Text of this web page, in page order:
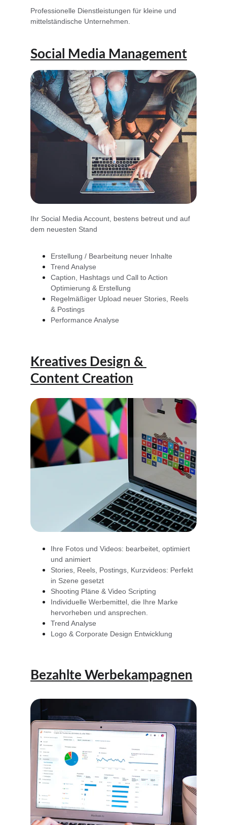
Professionelle Dienstleistungen für kleine und
mittelständische Unternehmen.
Social Media Management
Ihr Social Media Account, bestens betreut und auf
dem neuesten Stand
Erstellung / Bearbeitung neuer Inhalte
Trend Analyse
Caption, Hashtags und Call to Action
Optimierung & Erstellung
Regelmäßiger Upload neuer Stories, Reels
& Postings
Performance Analyse
Kreatives Design &
Content Creation
Ihre Fotos und Videos: bearbeitet, optimiert
und animiert
Stories, Reels, Postings, Kurzvideos: Perfekt
in Szene gesetzt
Shooting Pläne & Video Scripting
Individuelle Werbemittel, die Ihre Marke
hervorheben und ansprechen.
Trend Analyse
Logo & Corporate Design Entwicklung
Bezahlte Werbekampagnen